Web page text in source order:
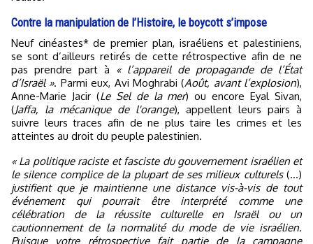
Contre la manipulation de l’Histoire, le boycott s’impose
Neuf cinéastes* de premier plan, israéliens et palestiniens,
se sont d’ailleurs retirés de cette rétrospective afin de ne
pas prendre part à
« l’appareil de propagande de l’État
d’Israël ». Parmi eux, Avi Moghrabi (Août, avant l’explosion),
Anne-Marie Jacir (Le Sel de la mer) ou encore Eyal Sivan,
(Jaffa, la mécanique de l'orange), appellent leurs pairs à
suivre leurs traces afin de ne plus taire les crimes et les
atteintes au droit du peuple palestinien.
« La politique raciste et fasciste du gouvernement israélien et
le silence complice de la plupart de ses milieux culturels(…)
justifient que je maintienne une distance vis-à-vis de tout
événement qui pourrait être interprété comme une
célébration de la réussite culturelle en Israël ou un
cautionnement de la normalité du mode de vie israélien.
Puisque votre rétrospective fait partie de la campagne